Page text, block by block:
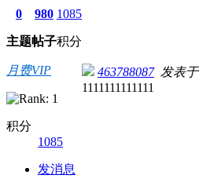
0
主题
980
帖子
1085
积分
月费VIP
积分
1085
发消息
463788087发表于
1111111111111